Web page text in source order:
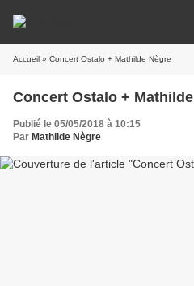
Accueil » Concert Ostalo + Mathilde Nègre
Concert Ostalo +
Publié le 05/05/2018 à 10:15
Par Mathilde Nègre